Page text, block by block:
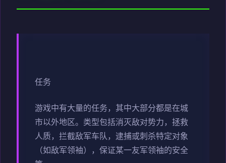
任务
游戏中有大量的任务，其中大部分都是在城
市以外地区。类型包括消灭敌对势力，拯救
人质，拦截敌军车队，逮捕或刺杀特定对象
（如敌军领袖），保证某一友军领袖的安全